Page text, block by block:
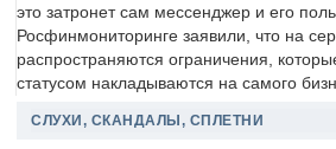
это затронет сам мессенджер и его
Росфинмониторинге заявили, что на
распространяются ограничения,
статусом накладываются на самого
СЛУХИ, СКАНДАЛЫ, СПЛЕТНИ